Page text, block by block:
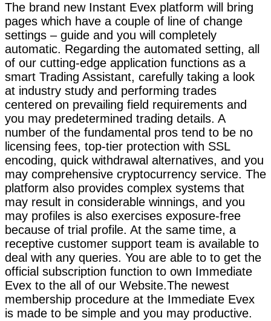
The brand new Instant Evex platform will bring
pages which have a couple of line of change
settings – guide and you will completely
automatic. Regarding the automated setting, all
of our cutting-edge application functions as a
smart Trading Assistant, carefully taking a look
at industry study and performing trades
centered on prevailing field requirements and
you may predetermined trading details. A
number of the fundamental pros tend to be no
licensing fees, top-tier protection with SSL
encoding, quick withdrawal alternatives, and you
may comprehensive cryptocurrency service. The
platform also provides complex systems that
may result in considerable winnings, and you
may profiles is also exercises exposure-free
because of trial profile. At the same time, a
receptive customer support team is available to
deal with any queries. You are able to to get the
official subscription function to own Immediate
Evex to the all of our Website.The newest
membership procedure at the Immediate Evex
is made to be simple and you may productive.